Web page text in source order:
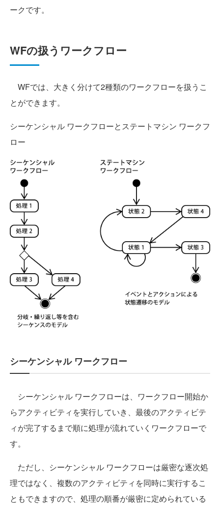
ークです。
WFの扱うワークフロー
WFでは、大きく分けて2種類のワークフローを扱うこ
とができます。
シーケンシャル ワークフローとステートマシン ワークフ
ロー
シーケンシャル ワークフロー
シーケンシャル ワークフローは、ワークフロー開始か
らアクティビティを実行していき、最後のアクティビテ
ィが完了するまで順に処理が流れていくワークフローで
す。
ただし、シーケンシャル ワークフローは厳密な逐次処
理ではなく、複数のアクティビティを同時に実行するこ
ともできますので、処理の順番が厳密に定められている